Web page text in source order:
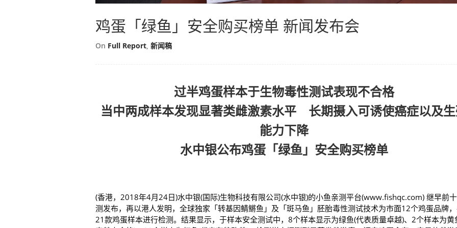
鸡蛋「绿鱼」安全购买榜单 新闻发布会
On Full Report 新闻稿
过半鸡蛋样本于生物毒性测试表现不合格
当中两成样本发现显著类雌激素水平
长期摄入可诱使癌症以及
能力下降
水中银公布鸡蛋「绿鱼」安全购买榜单
(香港，2018年4月24日)水中银(国际)生物科技有限公司(水中银)的小鱼亲测平台(www.fishqc.com) 继早前
测发布，再以港人发明，全球独家「转基因鲭鱂鱼」及「斑马鱼」胚胎毒性测试技术为市面12个鸡蛋品牌
21款鸡蛋样本进行检测。结果显示，于样本安全测试中，8个样本显示为绿鱼(代表质量卓越)、2个样本为黄